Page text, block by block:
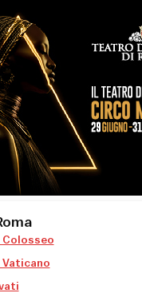
.
Colosseo
Vaticano